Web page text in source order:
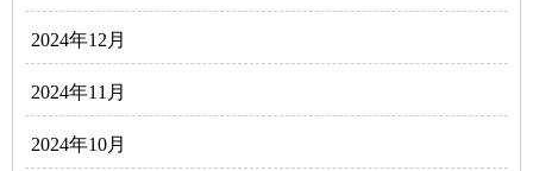
2024年12月
2024年11月
2024年10月